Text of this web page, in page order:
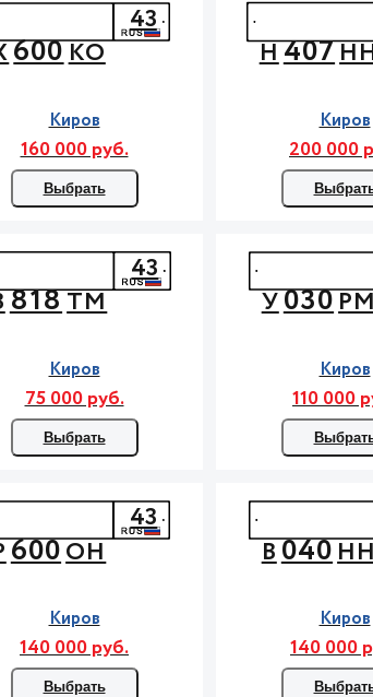
600КО
43
Киров
160 000 руб.
Выбрать
Н407
Киров
200 000
818ТМ
43
Киров
75 000 руб.
Выбрать
У030
Киров
110 000
600ОН
43
Киров
140 000 руб.
Выбрать
В040
Киров
140 000